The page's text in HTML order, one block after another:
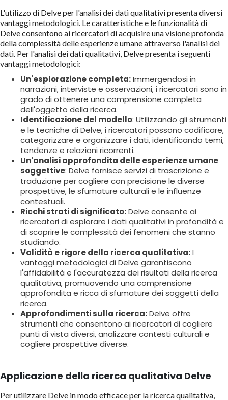
L'utilizzo di Delve per l'analisi dei dati qualitativi presenta diversi
vantaggi metodologici. Le caratteristiche e le funzionalità di
Delve consentono ai ricercatori di acquisire una visione profonda
della complessità delle esperienze umane attraverso l'analisi dei
dati. Per l'analisi dei dati qualitativi, Delve presenta i seguenti
vantaggi metodologici:
Un'esplorazione completa:Immergendosi in
narrazioni, interviste e osservazioni, i ricercatori sono in
grado di ottenere una comprensione completa
dell'oggetto della ricerca.
Identificazione del modello: Utilizzando gli strumenti
e le tecniche di Delve, i ricercatori possono codificare,
categorizzare e organizzare i dati, identificando temi,
tendenze e relazioni ricorrenti.
Un'analisi approfondita delle esperienze umane
soggettive: Delve fornisce servizi di trascrizione e
traduzione per cogliere con precisione le diverse
prospettive, le sfumature culturali e le influenze
contestuali.
Ricchi strati di significato:Delve consente ai
ricercatori di esplorare i dati qualitativi in profondità e
di scoprire le complessità dei fenomeni che stanno
studiando.
Validità e rigore della ricerca qualitativa:I
vantaggi metodologici di Delve garantiscono
l'affidabilità e l'accuratezza dei risultati della ricerca
qualitativa, promuovendo una comprensione
approfondita e ricca di sfumature dei soggetti della
ricerca.
Approfondimenti sulla ricerca:Delve offre
strumenti che consentono ai ricercatori di cogliere
punti di vista diversi, analizzare contesti culturali e
cogliere prospettive diverse.
Applicazione della ricerca qualitativa Delve
Per utilizzare Delve in modo efficace per la ricerca qualitativa,